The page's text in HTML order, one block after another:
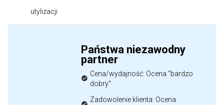
utylizacji
Państwa niezawodny
partner
Cena/wydajność: Ocena "bardzo
dobry"
Zadowolenie klienta: Ocena